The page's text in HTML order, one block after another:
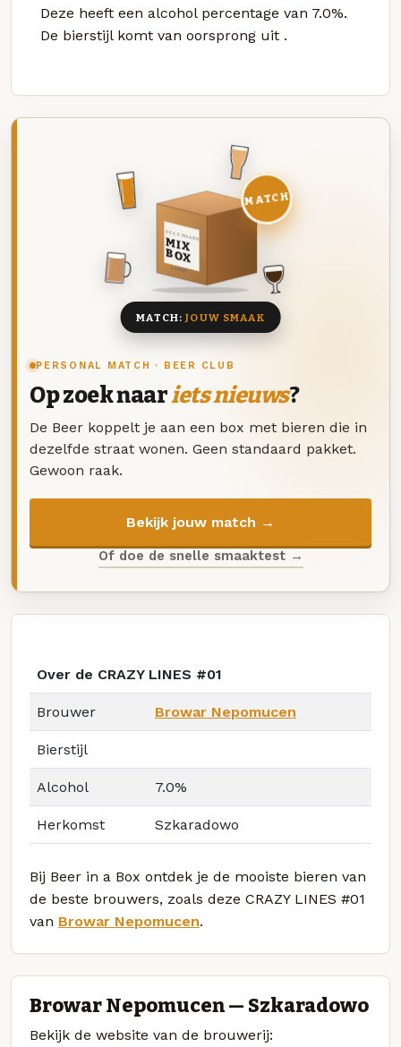
Deze heeft een alcohol percentage van 7.0%.
De bierstijl komt van oorsprong uit .
PERSONAL MATCH · BEER CLUB
Op zoek naariets nieuws?
De Beer koppelt je aan een box met bieren die in
dezelfde straat wonen. Geen standaard pakket.
Gewoon raak.
Bekijk jouw match →
Of doe de snelle smaaktest →
DEZE MAAND
MIX
BOX
8 BIEREN
MATCH
MATCH:JOUW SMAAK
Over de CRAZY LINES #01
Brouwer Browar Nepomucen
Bierstijl
Alcohol 7.0%
Herkomst Szkaradowo
Bij Beer in a Box ontdek je de mooiste bieren van
de beste brouwers, zoals deze CRAZY LINES #01
van Browar Nepomucen.
Browar Nepomucen — Szkaradowo
Bekijk de website van de brouwerij: